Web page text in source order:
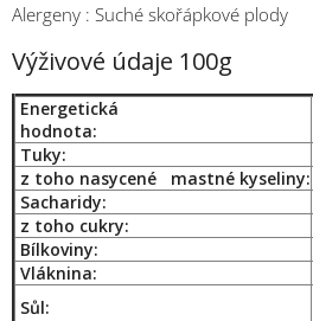
Alergeny : Suché skořápkové plody
Výživové údaje 100g
Energetická
hodnota:
Tuky:
z toho nasycené mastné kyseliny:
Sacharidy:
z toho cukry:
Bílkoviny:
Vláknina:
Sůl: